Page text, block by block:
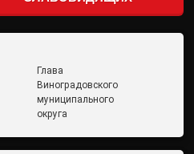
Глава
Виноградовского
муниципального
округа